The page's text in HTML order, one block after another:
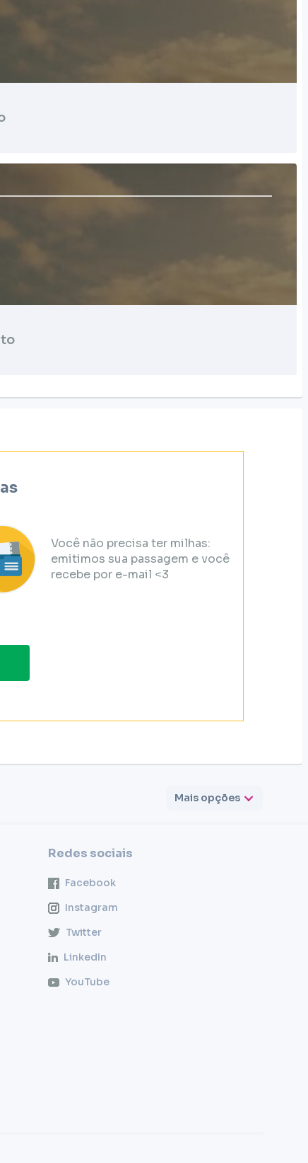
Você não precisa ter milhas:
emitimos sua passagem e você
recebe por e-mail <3
Mais opções
Redes sociais
Facebook
Instagram
Twitter
LinkedIn
YouTube